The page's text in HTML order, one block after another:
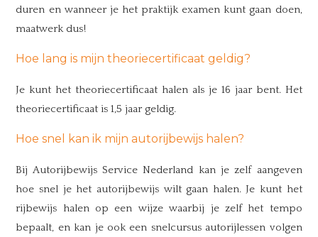
duren en wanneer je het praktijk examen kunt gaan doen,
maatwerk dus!
Hoe lang is mijn theoriecertificaat geldig?
Je kunt het theoriecertificaat halen als je 16 jaar bent. Het
theoriecertificaat is 1,5 jaar geldig.
Hoe snel kan ik mijn autorijbewijs halen?
Bij Autorijbewijs Service Nederland kan je zelf aangeven
hoe snel je het autorijbewijs wilt gaan halen. Je kunt het
rijbewijs halen op een wijze waarbij je zelf het tempo
bepaalt, en kan je ook een snelcursus autorijlessen volgen